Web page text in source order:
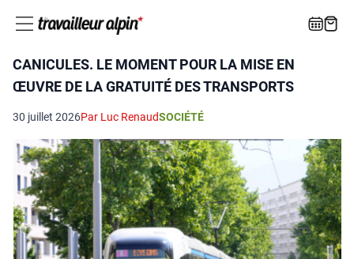
CANICULES. LE MOMENT POUR LA MISE EN
ŒUVRE DE LA GRATUITÉ DES TRANSPORTS
30 juillet 2026Par Luc RenaudSOCIÉTÉ